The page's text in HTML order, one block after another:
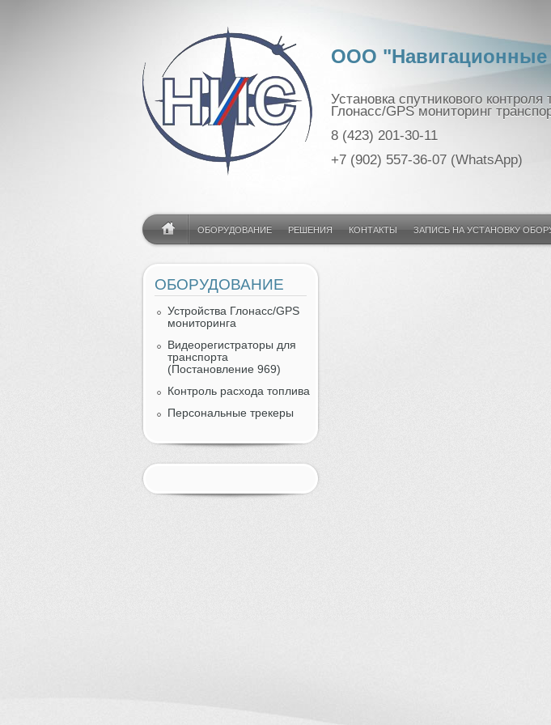
ООО
Установка спутникового
Глонасс/GPS мониторинг
8 (423) 201-30-11
+7 (902) 557-36-07 (WhatsApp)
ОБОРУДОВАНИЕ РЕШЕНИЯ КОНТАКТЫ ЗАПИСЬ НА УСТАНОВКУ
ОБОРУДОВАНИЕ
Устройства Глонасс/GPS
мониторинга
Видеорегистраторы для
транспорта
(Постановление 969)
Контроль расхода топлива
Персональные трекеры